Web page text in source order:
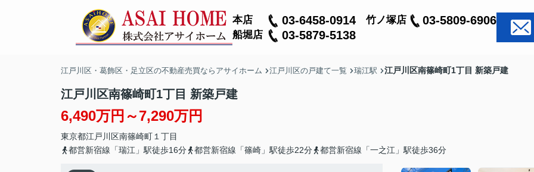
本店 03-6458-0914 竹ノ塚店 03-5809-6906
船堀店 03-5879-5138
江戸川区・葛飾区・足立区の不動産売買ならアサイホーム 江戸川区の戸建て一覧 瑞江駅 江戸川区南篠崎町1丁目 新築戸建
江戸川区南篠崎町1丁目 新築戸建
6,490万円～7,290万円
東京都江戸川区南篠崎町 １丁目
都営新宿線「瑞江」駅徒歩16分
都営新宿線「篠崎」駅徒歩22分 都営新宿線「一之江」駅徒歩36分